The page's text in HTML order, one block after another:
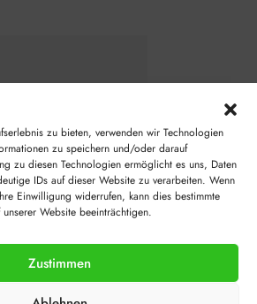
zu bieten, verwenden wir Technologien
zu speichern und/oder darauf
zu diesen Technologien ermöglicht es uns, Daten
IDs auf dieser Website zu verarbeiten. Wenn
Einwilligung widerrufen, kann dies bestimmte
Website beeinträchtigen.
Zustimmen